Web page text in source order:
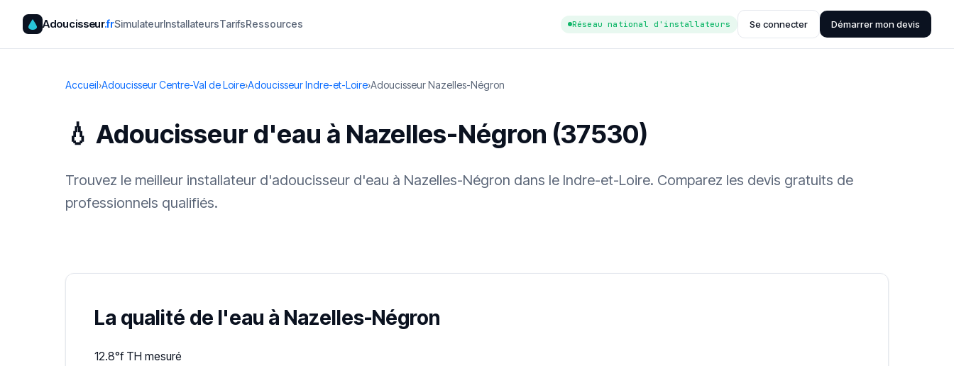
Adoucisseur.frSimulateurInstallateursTarifsRessources Réseau national d'installateurs Se connecter Démarrer mon devis
Accueil›Adoucisseur Centre-Val de Loire›Adoucisseur Indre-et-Loire›Adoucisseur Nazelles-Négron
💧 Adoucisseur d'eau à Nazelles-Négron (37530)
Trouvez le meilleur installateur d'adoucisseur d'eau à Nazelles-Négron dans le Indre-et-Loire. Comparez les devis gratuits de
professionnels qualifiés.
La qualité de l'eau à Nazelles-Négron
12.8°f TH mesuré